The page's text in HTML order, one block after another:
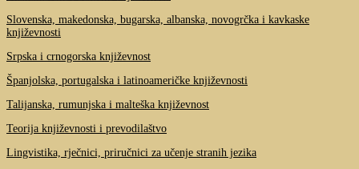
Slovenska, makedonska, bugarska, albanska, novogrčka i kavkaske
književnosti
Srpska i crnogorska književnost
Španjolska, portugalska i latinoameričke književnosti
Talijanska, rumunjska i malteška književnost
Teorija književnosti i prevodilaštvo
Lingvistika, rječnici, priručnici za učenje stranih jezika